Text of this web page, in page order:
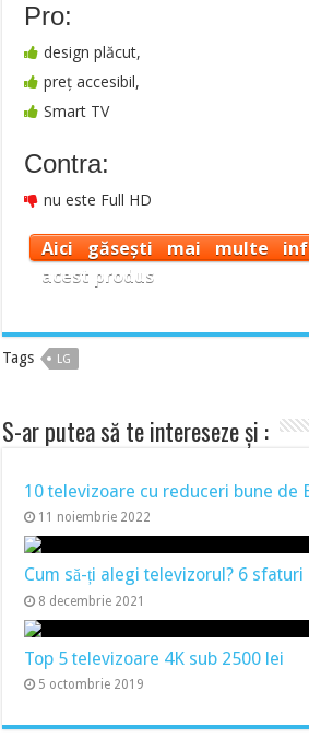
Pro:
design plăcut,
preț accesibil,
Smart TV
Contra:
nu este Full HD
Aici găsești mai multe
acest produs
Tags LG
S-ar putea să te intereseze și :
10 televizoare cu reduceri bune de
11 noiembrie 2022
Cum să-ți alegi televizorul? 6 sfaturi
8 decembrie 2021
Top 5 televizoare 4K sub 2500 lei
5 octombrie 2019